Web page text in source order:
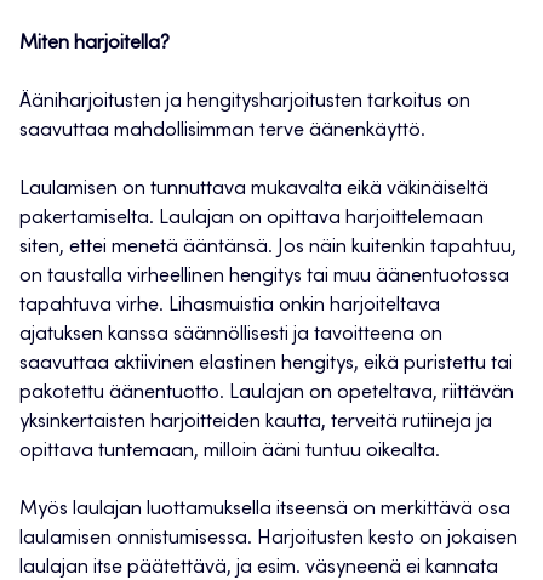
Miten harjoitella?
Ääniharjoitusten ja hengitysharjoitusten tarkoitus on
saavuttaa mahdollisimman terve äänenkäyttö.
Laulamisen on tunnuttava mukavalta eikä väkinäiseltä
pakertamiselta. Laulajan on opittava harjoittelemaan
siten, ettei menetä ääntänsä. Jos näin kuitenkin tapahtuu,
on taustalla virheellinen hengitys tai muu äänentuotossa
tapahtuva virhe. Lihasmuistia onkin harjoiteltava
ajatuksen kanssa säännöllisesti ja tavoitteena on
saavuttaa aktiivinen elastinen hengitys, eikä puristettu tai
pakotettu äänentuotto. Laulajan on opeteltava, riittävän
yksinkertaisten harjoitteiden kautta, terveitä rutiineja ja
opittava tuntemaan, milloin ääni tuntuu oikealta.
Myös laulajan luottamuksella itseensä on merkittävä osa
laulamisen onnistumisessa. Harjoitusten kesto on jokaisen
laulajan itse päätettävä, ja esim. väsyneenä ei kannata